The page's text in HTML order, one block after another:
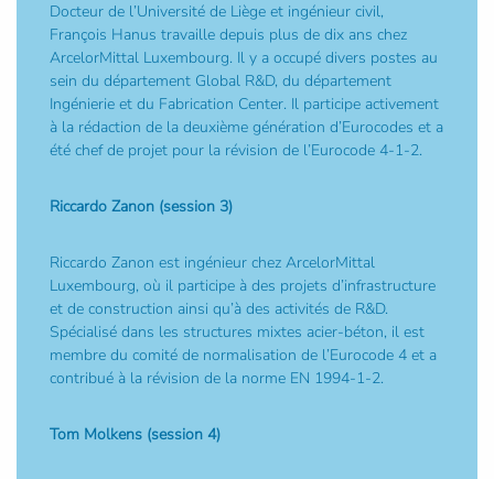
Docteur de l’Université de Liège et ingénieur civil,
François Hanus travaille depuis plus de dix ans chez
ArcelorMittal Luxembourg. Il y a occupé divers postes au
sein du département Global R&D, du département
Ingénierie et du Fabrication Center. Il participe activement
à la rédaction de la deuxième génération d’Eurocodes et a
été chef de projet pour la révision de l’Eurocode 4-1-2.
Riccardo Zanon (session 3)
Riccardo Zanon est ingénieur chez ArcelorMittal
Luxembourg, où il participe à des projets d’infrastructure
et de construction ainsi qu’à des activités de R&D.
Spécialisé dans les structures mixtes acier-béton, il est
membre du comité de normalisation de l’Eurocode 4 et a
contribué à la révision de la norme EN 1994-1-2.
Tom Molkens (session 4)